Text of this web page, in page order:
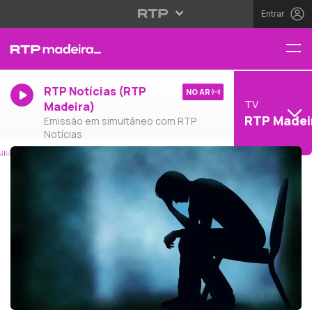
Entrar
RTP Notícias (RTP
Madeira)
Emissão em simultâneo com RTP
Notícias
NO AR
TV
RTP